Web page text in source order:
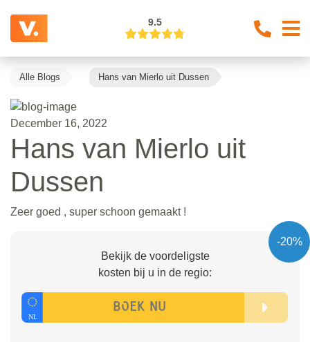
9.5
Alle Blogs Hans van Mierlo uit Dussen
December 16, 2022
Hans van Mierlo uit
Dussen
Zeer goed , super schoon gemaakt !
-20%
Bekijk de voordeligste
kosten bij u in de regio: